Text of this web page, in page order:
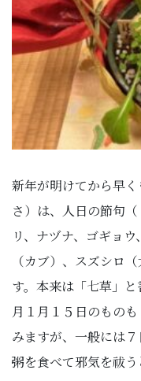
新年が明けてから早
さ）は、人日の節句
リ、ナヅナ、ゴギョ
（カブ）、スズシロ
す。本来は「七草」
月１月１５日のもの
みますが、一般には７
粥を食べて邪気を祓